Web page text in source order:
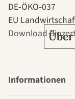
DE‑ÖKO‑037
EU
Download
Informationen